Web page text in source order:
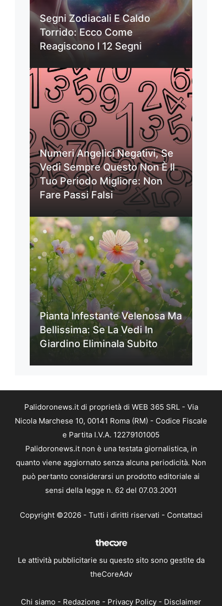
Segni Zodiacali E Caldo
Torrido: Ecco Come
Reagiscono I 12 Segni
Numeri Angelici Negativi, Se
Vedi Sempre Questo Non È Il
Tuo Periodo Migliore: Non
Fare Passi Falsi
Pianta Infestante Velenosa Ma
Bellissima: Se La Vedi In
Giardino Eliminala Subito
Palidoronews.it di proprietà di WEB 365 SRL - Via
Nicola Marchese 10, 00141 Roma (RM) - Codice Fiscale
e Partita I.V.A. 12279101005
Palidoronews.it non è una testata giornalistica, in
quanto viene aggiornato senza alcuna periodicità. Non
può pertanto considerarsi un prodotto editoriale ai
sensi della legge n. 62 del 07.03.2001
Copyright ©2026 - Tutti i diritti riservati - Contattaci
Le attività pubblicitarie su questo sito sono gestite da
theCoreAdv
Chi siamo - Redazione - Privacy Policy - Disclaimer